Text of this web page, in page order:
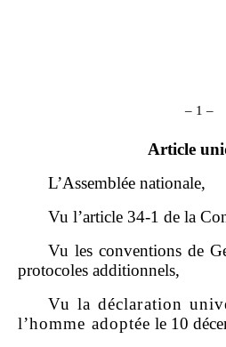
– 1 –
Article
L’Assemblée nationale,
Vu l’article 34‑1 de la
Vu les conventions de
protocoles additionnels,
Vu la déclaration
l’homme adoptée le 10